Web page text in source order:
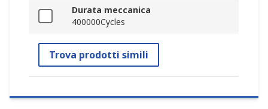
Durata meccanica
400000Cycles
Trova prodotti simili